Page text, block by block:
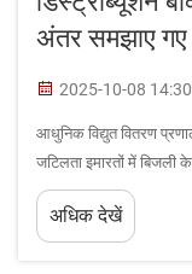
अंतर समझाए गए
2025-10-08
आधुनिक विद्युत वितरण
जटिलता इमारतों में बिजली
आवश्यकता होती है। इन
स्थित होता है।
अधिक देखें